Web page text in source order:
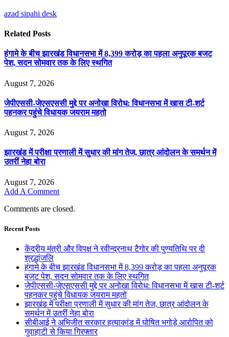
azad sipahi desk
Related Posts
हंगामे के बीच झारखंड विधानसभा में 8,399 करोड़ का पहला अनुपूरक बजट
पेश, सदन सोमवार तक के लिए स्थगित
August 7, 2026
जेपीएससी-जेएसएससी मुद्दे पर अनोखा विरोध: विधानसभा में खास टी-शर्ट
पहनकर पहुंचे विधायक जयराम महतो
August 7, 2026
झारखंड में परीक्षा प्रणाली में सुधार की मांग तेज, छात्र आंदोलन के समर्थन में
उतरीं नेहा बोरा
August 7, 2026
Add A Comment
Comments are closed.
Recent Posts
केंद्रीय मंत्री और विपक्ष ने रवीन्द्रनाथ टैगोर की पुण्यतिथि पर दी
श्रद्धांजलि
हंगामे के बीच झारखंड विधानसभा में 8,399 करोड़ का पहला अनुपूरक
बजट पेश, सदन सोमवार तक के लिए स्थगित
जेपीएससी-जेएसएससी मुद्दे पर अनोखा विरोध: विधानसभा में खास टी-शर्ट
पहनकर पहुंचे विधायक जयराम महतो
झारखंड में परीक्षा प्रणाली में सुधार की मांग तेज, छात्र आंदोलन के
समर्थन में उतरीं नेहा बोरा
सीबीआई ने अभिजीत सरकार हत्याकांड में घोषित भगोड़े आरोपित को
गुवाहाटी से किया गिरफ्तार